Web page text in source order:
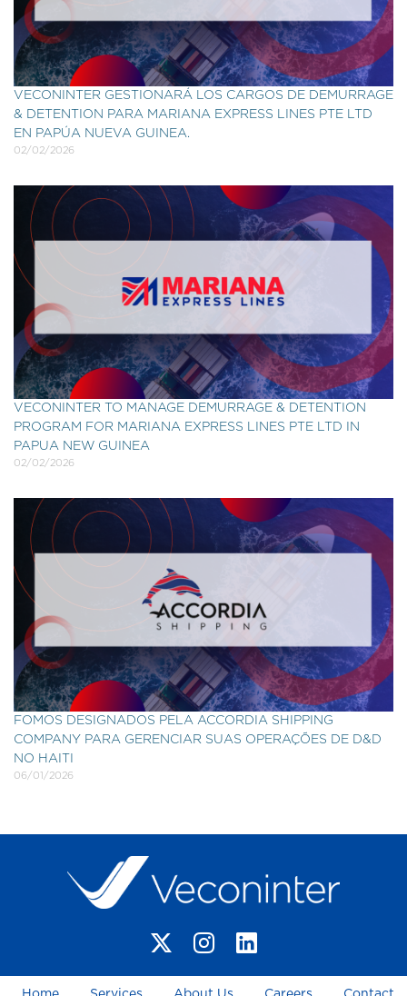
VECONINTER GESTIONARÁ LOS CARGOS DE DEMURRAGE
& DETENTION PARA MARIANA EXPRESS LINES PTE LTD
EN PAPÚA NUEVA GUINEA.
02/02/2026
VECONINTER TO MANAGE DEMURRAGE & DETENTION
PROGRAM FOR MARIANA EXPRESS LINES PTE LTD IN
PAPUA NEW GUINEA
02/02/2026
FOMOS DESIGNADOS PELA ACCORDIA SHIPPING
COMPANY PARA GERENCIAR SUAS OPERAÇÕES DE D&D
NO HAITI
06/01/2026